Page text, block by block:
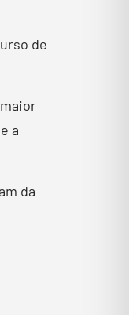
de
a
da